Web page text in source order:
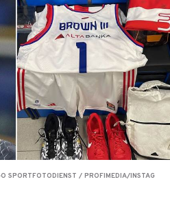
SPORTFOTODIENST / PROFIMEDIA/INSTAG